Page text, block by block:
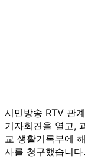
시민방송 RTV 관
기자회견을 열고,
교 생활기록부에
사를 청구했습니다.